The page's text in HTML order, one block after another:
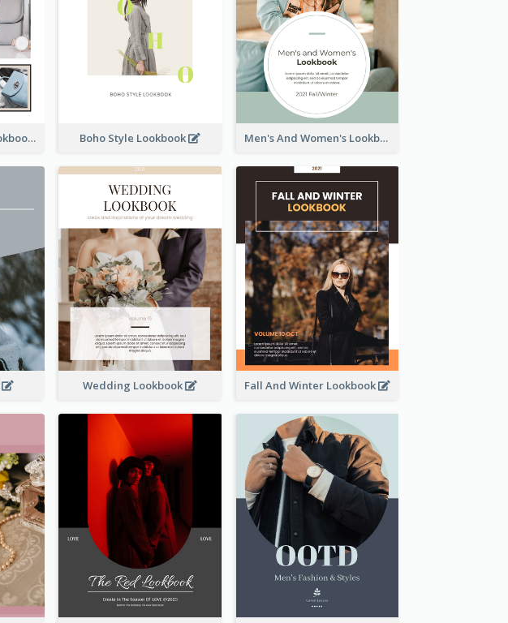
Leather Handbag Lookbook Boho Style Lookbook Men's And Women's Lookbook
Wedding Lookbook Fall And Winter Lookbook